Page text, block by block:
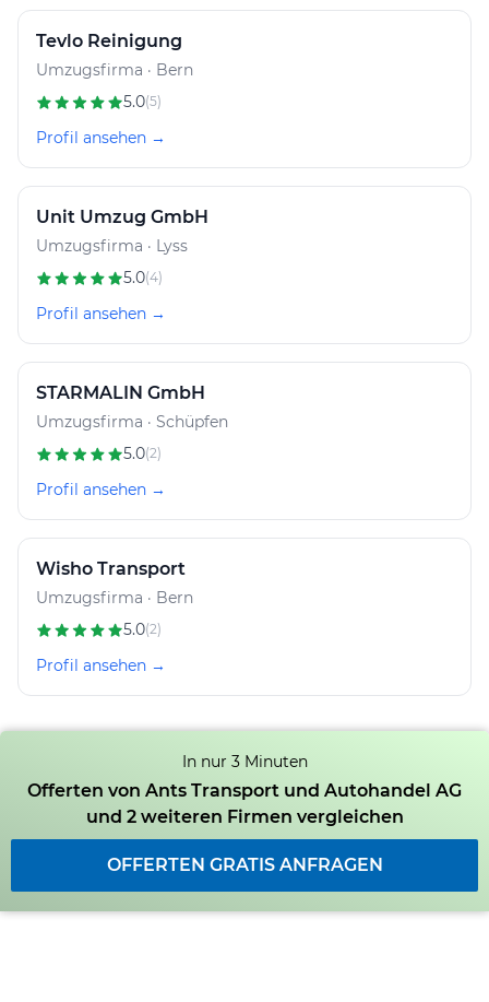
Tevlo Reinigung
Umzugsfirma · Bern
5.0(5)
Profil ansehen →
Unit Umzug GmbH
Umzugsfirma · Lyss
5.0(4)
Profil ansehen →
STARMALIN GmbH
Umzugsfirma · Schüpfen
5.0(2)
Profil ansehen →
Wisho Transport
Umzugsfirma · Bern
5.0(2)
Profil ansehen →
In nur 3 Minuten
Offerten von Ants Transport und Autohandel AG
und 2 weiteren Firmen vergleichen
OFFERTEN GRATIS ANFRAGEN